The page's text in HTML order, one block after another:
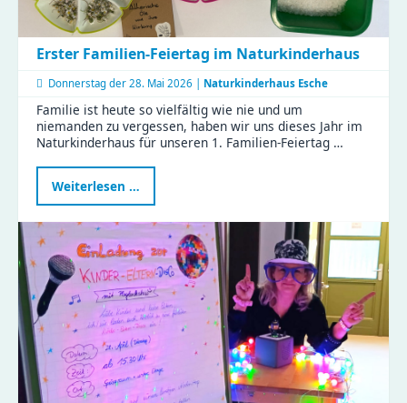
Erster Familien-Feiertag im Naturkinderhaus
Donnerstag der 28. Mai 2026 | Naturkinderhaus Esche
Familie ist heute so vielfältig wie nie und um
niemanden zu vergessen, haben wir uns dieses Jahr im
Naturkinderhaus für unseren 1. Familien-Feiertag …
Weiterlesen …
Familien-
Feiertag
im
Naturkinderhaus